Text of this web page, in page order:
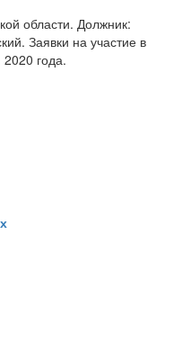
области. Должник:
Заявки на участие в
года.